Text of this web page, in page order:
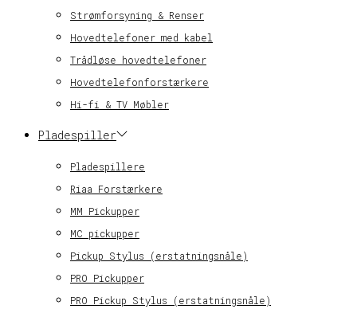
Strømforsyning & Renser
Hovedtelefoner med kabel
Trådløse hovedtelefoner
Hovedtelefonforstærkere
Hi-fi & TV Møbler
Pladespiller
Pladespillere
Riaa Forstærkere
MM Pickupper
MC pickupper
Pickup Stylus (erstatningsnåle)
PRO Pickupper
PRO Pickup Stylus (erstatningsnåle)